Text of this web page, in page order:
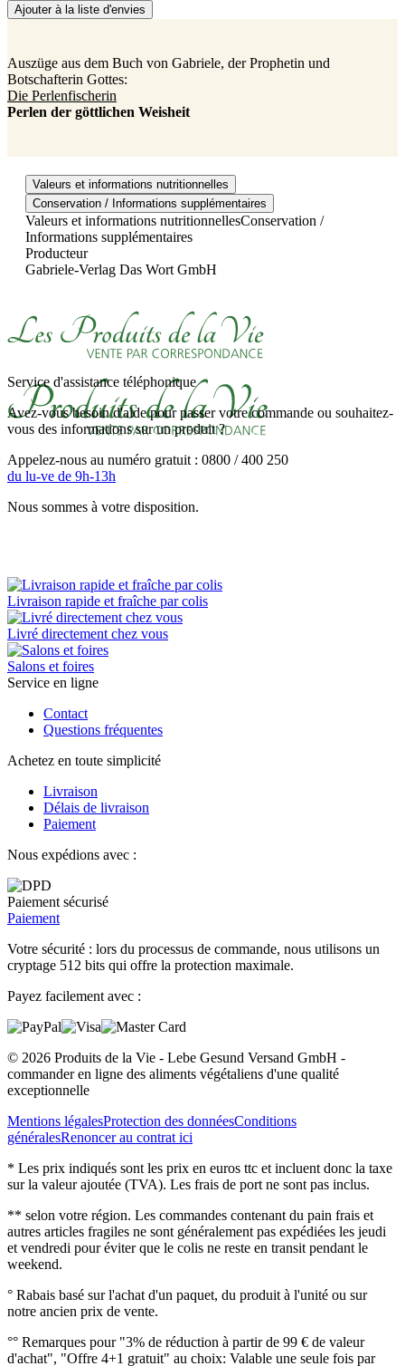
Ajouter à la liste d'envies
Auszüge aus dem Buch von Gabriele, der Prophetin und
Botschafterin Gottes:
Die Perlenfischerin
Perlen der göttlichen Weisheit
Valeurs et informations nutritionnelles
Conservation / Informations supplémentaires
Valeurs et informations nutritionnellesConservation /
Informations supplémentaires
Producteur
Gabriele-Verlag Das Wort GmbH
Service d'assistance téléphonique
Avez-vous besoin d'aide pour passer votre commande ou souhaitez-
vous des informations sur un produit ?
Appelez-nous au numéro gratuit : 0800 / 400 250
du lu-ve de 9h-13h
Nous sommes à votre disposition.
Livraison rapide et fraîche par colis
Livré directement chez vous
Salons et foires
Service en ligne
Contact
Questions fréquentes
Achetez en toute simplicité
Livraison
Délais de livraison
Paiement
Nous expédions avec :
Paiement sécurisé
Paiement
Votre sécurité : lors du processus de commande, nous utilisons un
cryptage 512 bits qui offre la protection maximale.
Payez facilement avec :
© 2026 Produits de la Vie - Lebe Gesund Versand GmbH -
commander en ligne des aliments végétaliens d'une qualité
exceptionnelle
Mentions légalesProtection des donnéesConditions
généralesRenoncer au contrat ici
* Les prix indiqués sont les prix en euros ttc et incluent donc la taxe
sur la valeur ajoutée (TVA). Les frais de port ne sont pas inclus.
** selon votre région. Les commandes contenant du pain frais et
autres articles fragiles ne sont généralement pas expédiées les jeudi
et vendredi pour éviter que le colis ne reste en transit pendant le
weekend.
° Rabais basé sur l'achat d'un paquet, du produit à l'unité ou sur
notre ancien prix de vente.
°° Remarques pour "3% de réduction à partir de 99 € de valeur
d'achat", "Offre 4+1 gratuit" au choix: Valable une seule fois par